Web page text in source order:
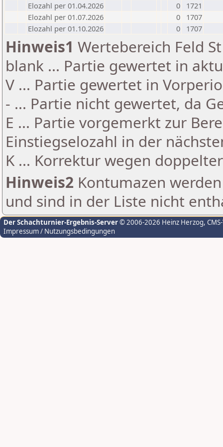
Elozahl per 01.04.2026
0
1721
Elozahl per 01.07.2026
0
1707
Elozahl per 01.10.2026
0 1707
Hinweis1 Wertebereich Feld
blank ... Partie gewertet in
V ... Partie gewertet in
- ... Partie nicht gewertet, da
E ... Partie vorgemerkt zur
Einstiegselozahl in der
K ... Korrektur wegen
Hinweis2 Kontumazen
und sind in der Liste nicht
Der Schachturnier-Ergebnis-Server© 2006-2026 Heinz Herzog,
Impressum / Nutzungsbedingungen